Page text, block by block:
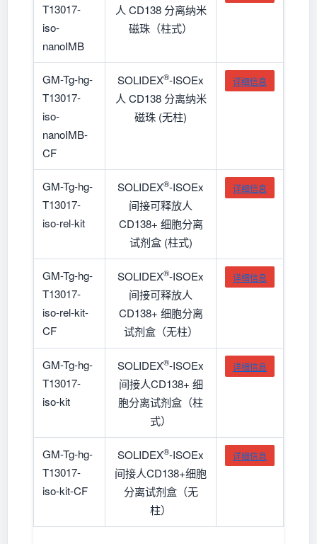
T13017-
iso-
nanoIMB
人 CD138 分离纳米
磁珠（柱式）
GM-Tg-hg-
T13017-
iso-
nanoIMB-
CF
SOLIDEX®-ISOEx
人 CD138 分离纳米
磁珠 (无柱)
详细信息
GM-Tg-hg-
T13017-
iso-rel-kit
SOLIDEX®-ISOEx
间接可释放人
CD138+ 细胞分离
试剂盒 (柱式)
详细信息
GM-Tg-hg-
T13017-
iso-rel-kit-
CF
SOLIDEX®-ISOEx
间接可释放人
CD138+ 细胞分离
试剂盒（无柱）
详细信息
GM-Tg-hg-
T13017-
iso-kit
SOLIDEX®-ISOEx
间接人CD138+ 细
胞分离试剂盒（柱
式）
详细信息
GM-Tg-hg-
T13017-
iso-kit-CF
SOLIDEX®-ISOEx
间接人CD138+细胞
分离试剂盒（无
柱）
详细信息